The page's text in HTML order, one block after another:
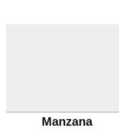
Manzana